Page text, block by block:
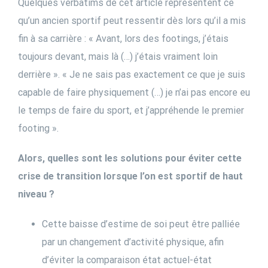
Quelques verbatims de cet article représentent ce
qu’un ancien sportif peut ressentir dès lors qu’il a mis
fin à sa carrière : « Avant, lors des footings, j’étais
toujours devant, mais là (…) j’étais vraiment loin
derrière ». « Je ne sais pas exactement ce que je suis
capable de faire physiquement (…) je n’ai pas encore eu
le temps de faire du sport, et j’appréhende le premier
footing ».
Alors, quelles sont les solutions pour éviter cette
crise de transition lorsque l’on est sportif de haut
niveau ?
Cette baisse d’estime de soi peut être palliée
par un changement d’activité physique, afin
d’éviter la comparaison état actuel-état